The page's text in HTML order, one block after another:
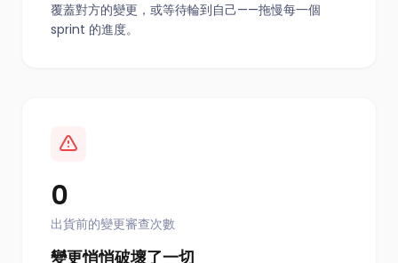
覆蓋對方的變更，或等待輪到自己——拖慢每一個
sprint 的進度。
0
出貨前的變更審查次數
變更悄悄破壞了一切